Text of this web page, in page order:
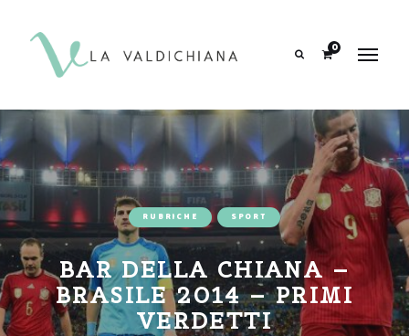
0
RUBRICHE SPORT
BAR DELLA CHIANA –
BRASILE 2014 – PRIMI
VERDETTI